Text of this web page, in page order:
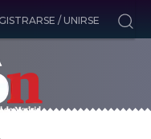
/ UNIRSE